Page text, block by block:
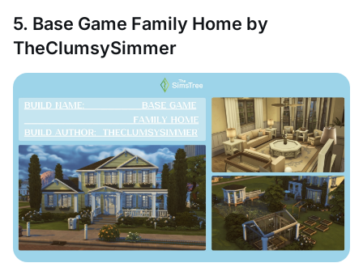
5. Base Game Family Home by
TheClumsySimmer